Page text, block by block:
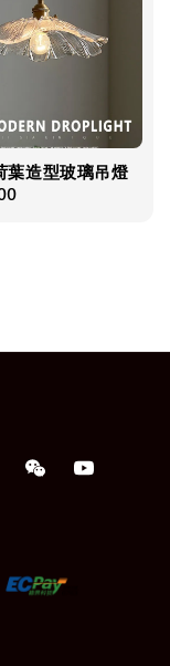
葉造型玻璃吊燈